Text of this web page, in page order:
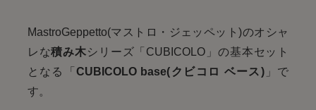
MastroGeppetto(マストロ・ジェッペット)のオシャ
レな積み木シリーズ「CUBICOLO」の基本セット
となる「CUBICOLO base(クビコロ ベース)」で
す。